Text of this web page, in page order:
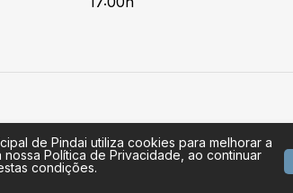
de Pindai utiliza cookies para melhorar a
Política de Privacidade, ao continuar
condições.